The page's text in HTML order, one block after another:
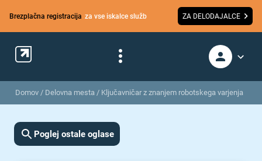
Brezplačna registracija za vse iskalce služb ZA DELODAJALCE
Domov / Delovna mesta / Ključavničar z znanjem robotskega varjenja
Poglej ostale oglase